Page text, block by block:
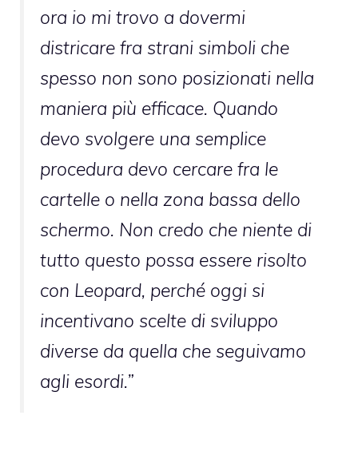
ora io mi trovo a dovermi
districare fra strani simboli che
spesso non sono posizionati nella
maniera più efficace. Quando
devo svolgere una semplice
procedura devo cercare fra le
cartelle o nella zona bassa dello
schermo. Non credo che niente di
tutto questo possa essere risolto
con Leopard, perché oggi si
incentivano scelte di sviluppo
diverse da quella che seguivamo
agli esordi.”